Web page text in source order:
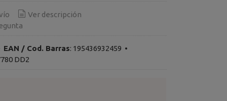
Ver descripción
EAN / Cod. Barras: 195436932459 •
DD2